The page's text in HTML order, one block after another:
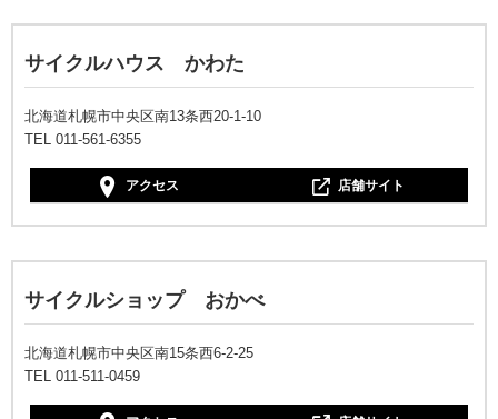
サイクルハウス かわた
北海道札幌市中央区南13条西20-1-10
TEL 011-561-6355
アクセス 店舗サイト
サイクルショップ おかべ
北海道札幌市中央区南15条西6-2-25
TEL 011-511-0459